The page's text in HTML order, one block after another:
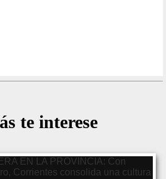
te interese